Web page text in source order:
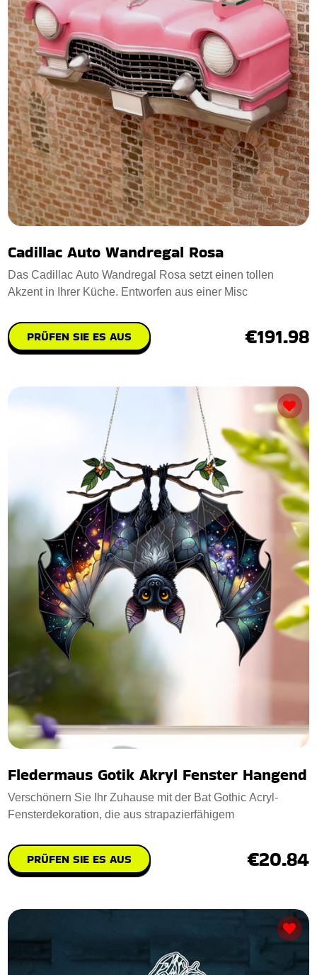
Cadillac Auto Wandregal Rosa
Das Cadillac Auto Wandregal Rosa setzt einen tollen
Akzent in Ihrer Küche. Entworfen aus einer Misc
PRÜFEN SIE ES AUS €191.98
Fledermaus Gotik Akryl Fenster Hangend
Verschönern Sie Ihr Zuhause mit der Bat Gothic Acryl-
Fensterdekoration, die aus strapazierfähigem
PRÜFEN SIE ES AUS €20.84